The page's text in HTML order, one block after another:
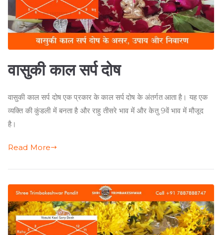
वासुकी काल सर्प दोष
वासुकी काल सर्प दोष एक प्रकार के काल सर्प दोष के अंतर्गत आता है। यह एक
व्यक्ति की कुंडली में बनता है और राहु तीसरे भाव में और केतु 9वें भाव में मौजूद
है।
Read More